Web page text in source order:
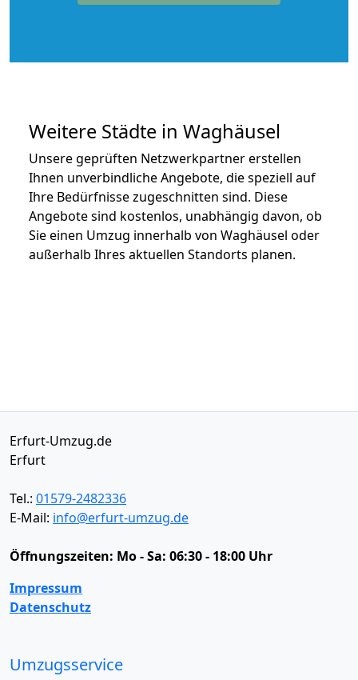
Weitere Städte in Waghäusel
Unsere geprüften Netzwerkpartner erstellen
Ihnen unverbindliche Angebote, die speziell auf
Ihre Bedürfnisse zugeschnitten sind. Diese
Angebote sind kostenlos, unabhängig davon, ob
Sie einen Umzug innerhalb von Waghäusel oder
außerhalb Ihres aktuellen Standorts planen.
Erfurt-Umzug.de
Erfurt
Tel.: 01579-2482336
E-Mail: info@erfurt-umzug.de
Öffnungszeiten: Mo - Sa: 06:30 - 18:00 Uhr
Impressum
Datenschutz
Umzugsservice